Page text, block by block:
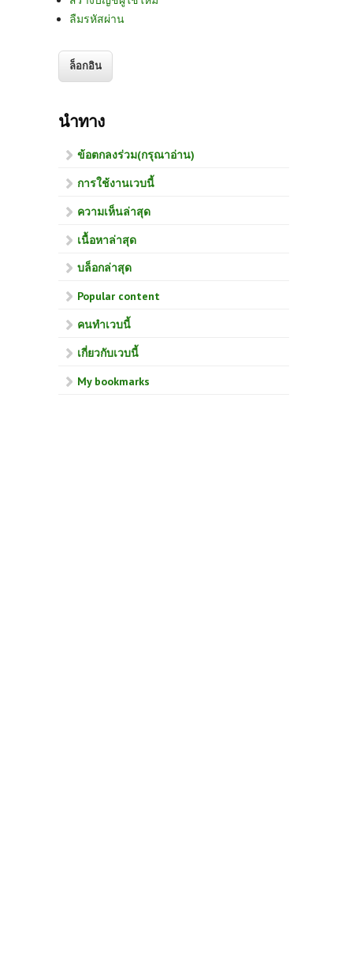
ลืมรหัสผ่าน
นำทาง
ข้อตกลงร่วม(กรุณาอ่าน)
การใช้งานเวบนี้
ความเห็นล่าสุด
เนื้อหาล่าสุด
บล็อกล่าสุด
Popular content
คนทำเวบนี้
เกี่ยวกับเวบนี้
My bookmarks